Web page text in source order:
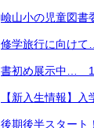
嶮山小の児童図
修学旅行に向け
書初め展示中…
【新入生情報】
後期後半スター